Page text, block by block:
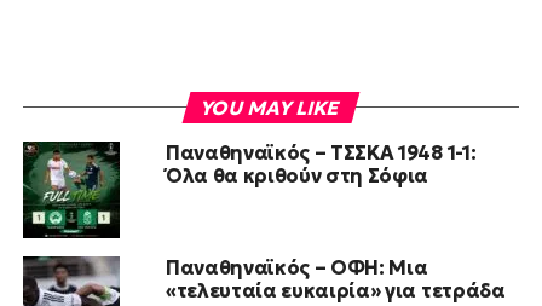
YOU MAY LIKE
Παναθηναϊκός – ΤΣΣΚΑ 1948 1-1:
Όλα θα κριθούν στη Σόφια
Παναθηναϊκός – ΟΦΗ: Μια
«τελευταία ευκαιρία» για τετράδα